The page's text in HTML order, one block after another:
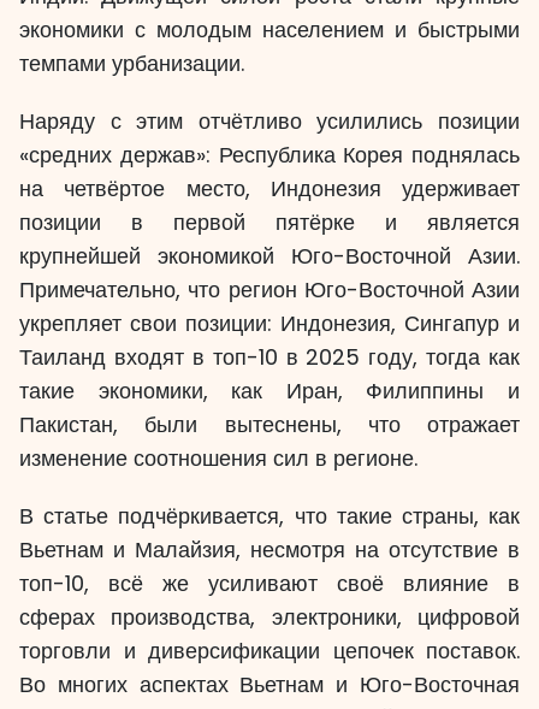
экономики с молодым населением и быстрыми
темпами урбанизации.
Наряду с этим отчётливо усилились позиции
«средних держав»: Республика Корея поднялась
на четвёртое место, Индонезия удерживает
позиции в первой пятёрке и является
крупнейшей экономикой Юго-Восточной Азии.
Примечательно, что регион Юго-Восточной Азии
укрепляет свои позиции: Индонезия, Сингапур и
Таиланд входят в топ-10 в 2025 году, тогда как
такие экономики, как Иран, Филиппины и
Пакистан, были вытеснены, что отражает
изменение соотношения сил в регионе.
В статье подчёркивается, что такие страны, как
Вьетнам и Малайзия, несмотря на отсутствие в
топ-10, всё же усиливают своё влияние в
сферах производства, электроники, цифровой
торговли и диверсификации цепочек поставок.
Во многих аспектах Вьетнам и Юго-Восточная